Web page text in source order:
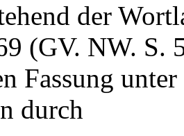
der
(GV. NW. S.
Fassung
durch